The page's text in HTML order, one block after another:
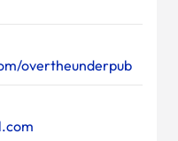
overtheunderpub